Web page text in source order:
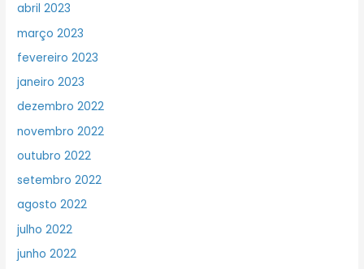
abril 2023
março 2023
fevereiro 2023
janeiro 2023
dezembro 2022
novembro 2022
outubro 2022
setembro 2022
agosto 2022
julho 2022
junho 2022